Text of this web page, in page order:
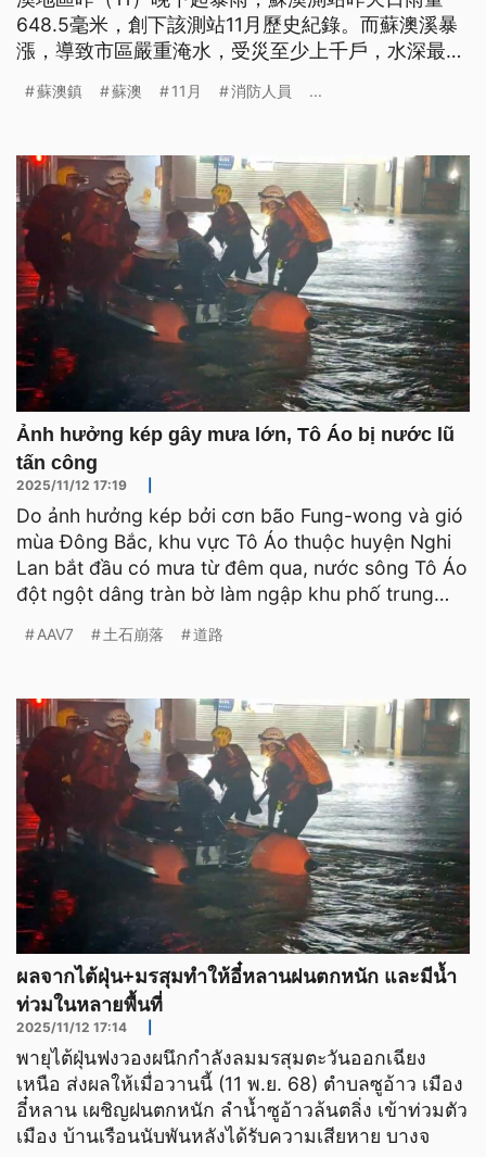
648.5毫米，創下該測站11月歷史紀錄。而蘇澳溪暴
漲，導致市區嚴重淹水，受災至少上千戶，水深最高
鎮白米溪也碰上溪水暴漲，附近低窪地區有住戶受
蘇澳鎮 蘇澳 11月 消防人員 ...
Ảnh hưởng kép gây mưa lớn, Tô Áo bị nước lũ
tấn công
2025/11/12 17:19
Do ảnh hưởng kép bởi cơn bão Fung-wong và gió
mùa Đông Bắc, khu vực Tô Áo thuộc huyện Nghi
Lan bắt đầu có mưa từ đêm qua, nước sông Tô Áo
đột ngột dâng tràn bờ làm ngập khu phố trung
AAV7 土石崩落 道路
ผลจากไต้ฝุ่น+มรสุมทำให้อี๋หลานฝนตกหนัก และมีน้ำ
ท่วมในหลายพื้นที่
2025/11/12 17:14
พายุไต้ฝุ่นฟงวองผนึกกำลังลมมรสุมตะวันออกเฉียง
เหนือ ส่งผลให้เมื่อวานนี้ (11 พ.ย. 68) ตำบลซูอ้าว เมือง
อี๋หลาน เผชิญฝนตกหนัก ลำน้ำซูอ้าวล้นตลิ่ง เข้าท่วมตัว
เมือง บ้านเรือนนับพันหลังได้รับความเสียหาย บางจ